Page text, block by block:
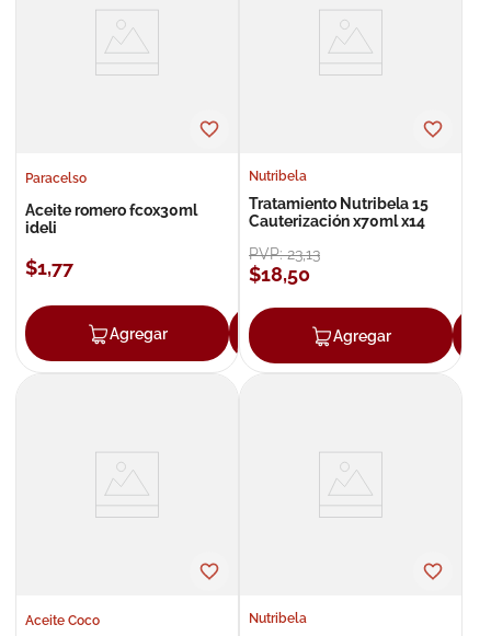
Paracelso
Aceite romero fcox30ml
ideli
$1,77
Agregar Agregar
Nutribela
Tratamiento Nutribela 15
Cauterización x70ml x14
PVP:23,13
$18,50
Agregar
Aceite Coco Nutribela
roche posay
megacistin